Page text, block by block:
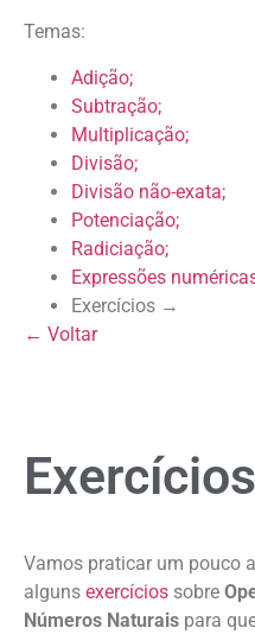
Temas:
Adição;
Subtração;
Multiplicação;
Divisão;
Divisão não-exata;
Potenciação;
Radiciação;
Expressões
Exercícios →
← Voltar
Exercícios
Vamos praticar um pouco
alguns exercícios sobre
Números Naturais para